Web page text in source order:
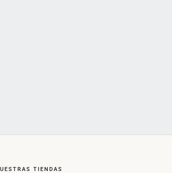
TIENDAS